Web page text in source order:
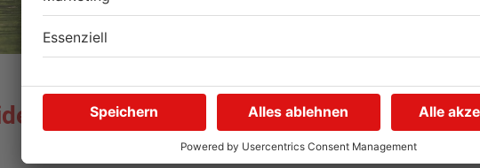
unter
Kliniken im Primaveraland
melden mehr Patienten
durch Hitze